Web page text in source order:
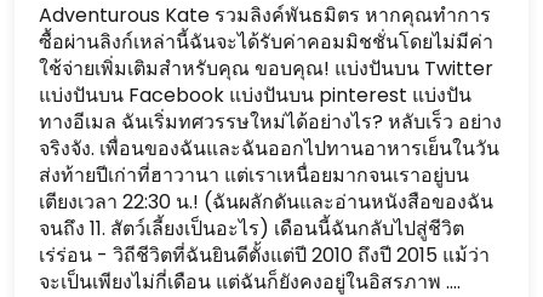
Adventurous Kate รวมลิงค์พันธมิตร หากคุณทำการ
ซื้อผ่านลิงก์เหล่านี้ฉันจะได้รับค่าคอมมิชชั่นโดยไม่มีค่า
ใช้จ่ายเพิ่มเติมสำหรับคุณ ขอบคุณ! แบ่งปันบน Twitter
แบ่งปันบน Facebook แบ่งปันบน pinterest แบ่งปัน
ทางอีเมล ฉันเริ่มทศวรรษใหม่ได้อย่างไร? หลับเร็ว อย่าง
จริงจัง. เพื่อนของฉันและฉันออกไปทานอาหารเย็นในวัน
ส่งท้ายปีเก่าที่ฮาวานา แต่เราเหนื่อยมากจนเราอยู่บน
เตียงเวลา 22:30 น.! (ฉันผลักดันและอ่านหนังสือของฉัน
จนถึง 11. สัตว์เลี้ยงเป็นอะไร) เดือนนี้ฉันกลับไปสู่ชีวิต
เร่ร่อน - วิถีชีวิตที่ฉันยินดีตั้งแต่ปี 2010 ถึงปี 2015 แม้ว่า
จะเป็นเพียงไม่กี่เดือน แต่ฉันก็ยังคงอยู่ในอิสรภาพ ....